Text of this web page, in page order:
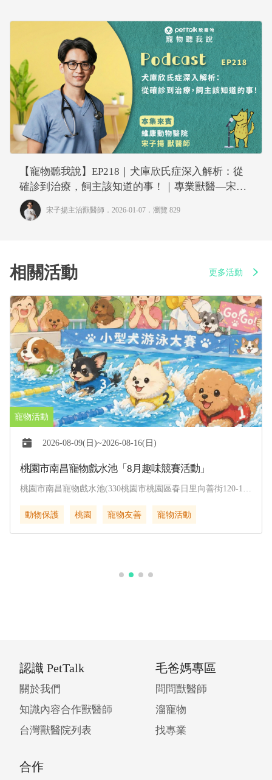
【寵物聽我說】EP218｜犬庫欣氏症深入解析：從
確診到治療，飼主該知道的事！｜專業獸醫—宋子
揚
宋子揚主治獸醫師 ．2026-01-07． 瀏覽 829
相關活動 更多活動
2026-08-09(日)~2026-08-16(日)
桃園市南昌寵物戲水池「8月趣味競賽活動」
桃園市南昌寵物戲水池(330桃園市桃園區春日里向善街120-1
動物保護
桃園 寵物友善 寵物活動
認識 PetTalk
關於我們
知識內容合作獸醫師
台灣獸醫院列表
毛爸媽專區
問問獸醫師
溜寵物
找專業
合作